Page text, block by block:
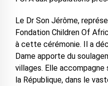
Le Dr Son Jérôme,
Fondation Children Of
à cette cérémonie. Il a
Dame apporte du
villages. Elle
la République, dans le